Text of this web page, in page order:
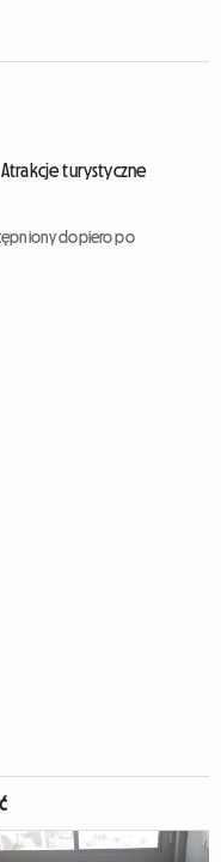
Atrakcje turystyczne
dopiero po